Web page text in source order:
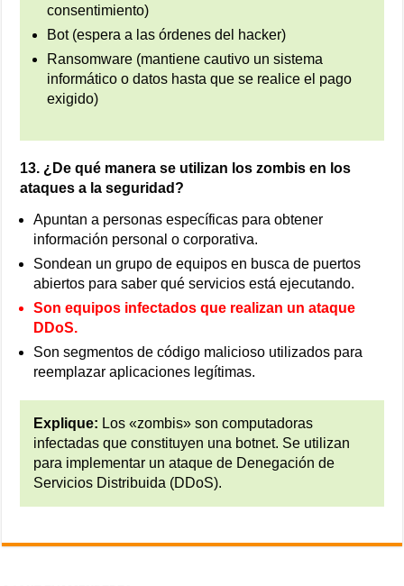
consentimiento)
Bot (espera a las órdenes del hacker)
Ransomware (mantiene cautivo un sistema
informático o datos hasta que se realice el pago
exigido)
13. ¿De qué manera se utilizan los zombis en los
ataques a la seguridad?
Apuntan a personas específicas para obtener
información personal o corporativa.
Sondean un grupo de equipos en busca de puertos
abiertos para saber qué servicios está ejecutando.
Son equipos infectados que realizan un ataque
DDoS.
Son segmentos de código malicioso utilizados para
reemplazar aplicaciones legítimas.
Explique: Los «zombis» son computadoras
infectadas que constituyen una botnet. Se utilizan
para implementar un ataque de Denegación de
Servicios Distribuida (DDoS).